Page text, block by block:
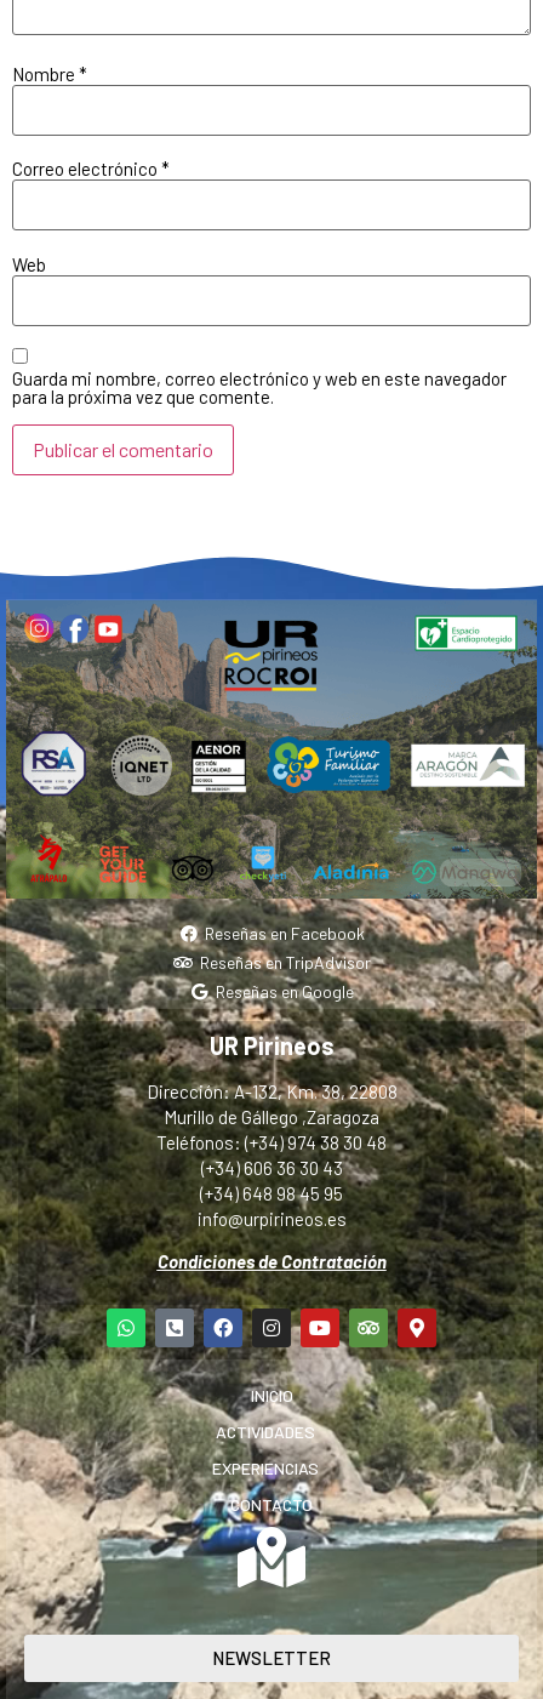
Nombre *
Correo electrónico *
Web
Guarda mi nombre, correo electrónico y web en este navegador
para la próxima vez que comente.
Reseñas en Facebook
Reseñas en TripAdvisor
Reseñas en Google
UR Pirineos
Dirección: A-132, Km. 38, 22808
Murillo de Gállego ,Zaragoza
Teléfonos: (+34) 974 38 30 48
(+34) 606 36 30 43
(+34) 648 98 45 95
info@urpirineos.es
Condiciones de Contratación
INICIO
ACTIVIDADES
EXPERIENCIAS
CONTACTO
NEWSLETTER